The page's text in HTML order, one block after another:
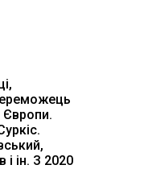
Європи.
і ін. З 2020